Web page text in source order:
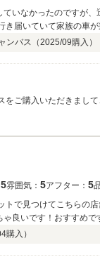
いなかったのですが
れが行き届いていて家族
ンバス（2025/09購入）
ご購入いただきまして
5雰囲気： 5アフター： 5
トで見つけてこちらの
良いです！おすすめで
購入）